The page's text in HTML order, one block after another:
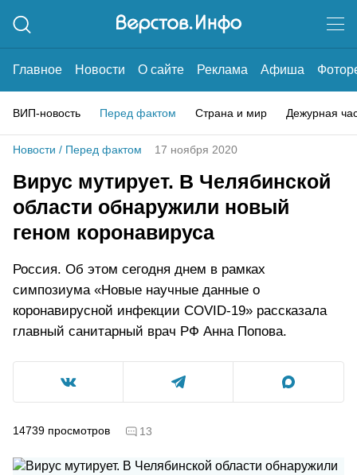
Главное Новости О сайте Реклама Афиша
ВИП-новость Перед фактом Страна и мир Дежурная
Новости / Перед фактом 17 ноября 2020
Вирус мутирует. В Челябинской
области обнаружили новый
геном коронавируса
Россия. Об этом сегодня днем в рамках
симпозиума «Новые научные данные о
коронавирусной инфекции COVID-19» рассказала
главный санитарный врач РФ Анна Попова.
14739 просмотров 13